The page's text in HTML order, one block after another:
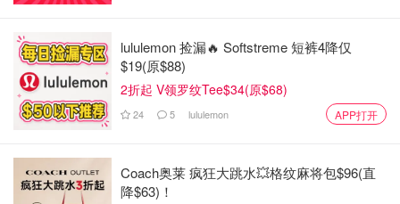
lululemon 捡漏🔥 Softstreme 短裤4降仅
$19(原$88)
2折起 V领罗纹Tee$34(原$68)
24 5 lululemon APP打开
Coach奥莱 疯狂大跳水💥格纹麻将包$96(直
降$63)！